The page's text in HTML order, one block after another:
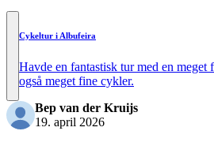
Cykeltur i Albufeira
Havde en fantastisk tur med en
også meget fine cykler.
Bep van der Kruijs
19. april 2026